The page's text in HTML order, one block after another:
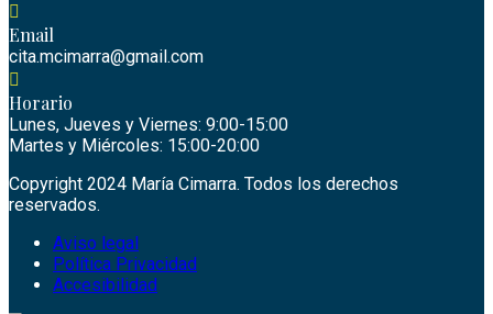
Email
cita.mcimarra@gmail.com
Horario
Lunes, Jueves y Viernes: 9:00-15:00
Martes y Miércoles: 15:00-20:00
Copyright 2024 María Cimarra. Todos los derechos
reservados.
Aviso legal
Política Privacidad
Accesibilidad